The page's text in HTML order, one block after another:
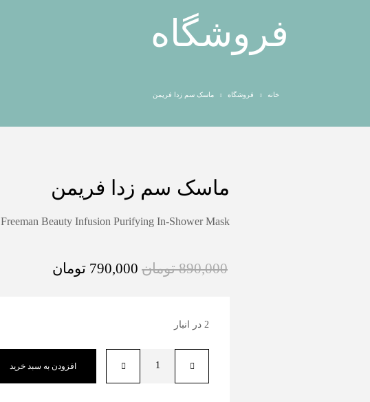
فروشگاه
خانه فروشگاه ماسک سم زدا فریمن
ماسک سم زدا فریمن
Freeman Beauty Infusion Purifying In-Shower Mask
890,000 تومان 790,000 تومان
2 در انبار
افزودن به سبد خرید